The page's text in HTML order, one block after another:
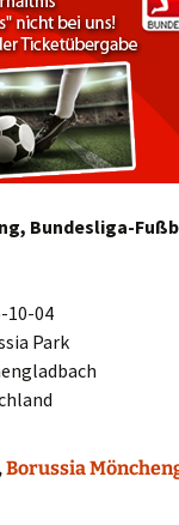
Bundesliga-
10-04
Park
Borussia